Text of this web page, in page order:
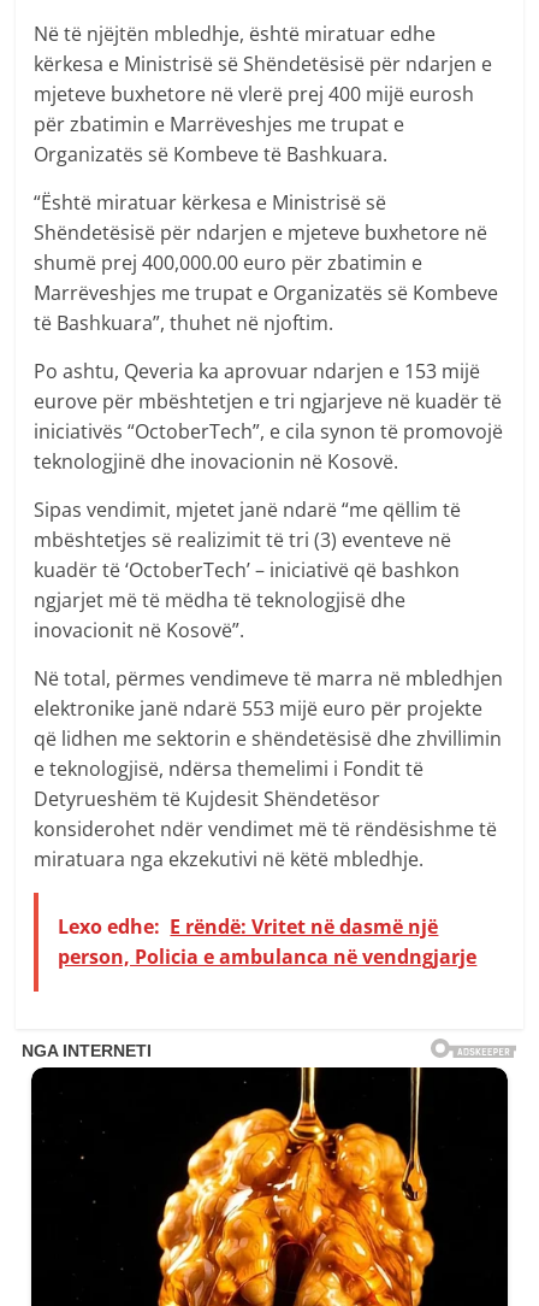
Në të njëjtën mbledhje, është miratuar edhe
kërkesa e Ministrisë së Shëndetësisë për ndarjen e
mjeteve buxhetore në vlerë prej 400 mijë eurosh
për zbatimin e Marrëveshjes me trupat e
Organizatës së Kombeve të Bashkuara.
“Është miratuar kërkesa e Ministrisë së
Shëndetësisë për ndarjen e mjeteve buxhetore në
shumë prej 400,000.00 euro për zbatimin e
Marrëveshjes me trupat e Organizatës së Kombeve
të Bashkuara”, thuhet në njoftim.
Po ashtu, Qeveria ka aprovuar ndarjen e 153 mijë
eurove për mbështetjen e tri ngjarjeve në kuadër të
iniciativës “OctoberTech”, e cila synon të promovojë
teknologjinë dhe inovacionin në Kosovë.
Sipas vendimit, mjetet janë ndarë “me qëllim të
mbështetjes së realizimit të tri (3) eventeve në
kuadër të ‘OctoberTech’ – iniciativë që bashkon
ngjarjet më të mëdha të teknologjisë dhe
inovacionit në Kosovë”.
Në total, përmes vendimeve të marra në mbledhjen
elektronike janë ndarë 553 mijë euro për projekte
që lidhen me sektorin e shëndetësisë dhe zhvillimin
e teknologjisë, ndërsa themelimi i Fondit të
Detyrueshëm të Kujdesit Shëndetësor
konsiderohet ndër vendimet më të rëndësishme të
miratuara nga ekzekutivi në këtë mbledhje.
Lexo edhe: E rëndë: Vritet në dasmë një
person, Policia e ambulanca në vendngjarje